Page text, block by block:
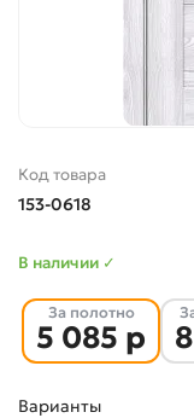
Код товара
153-0618
В наличии ✓
За полотно
5 085 р
Варианты